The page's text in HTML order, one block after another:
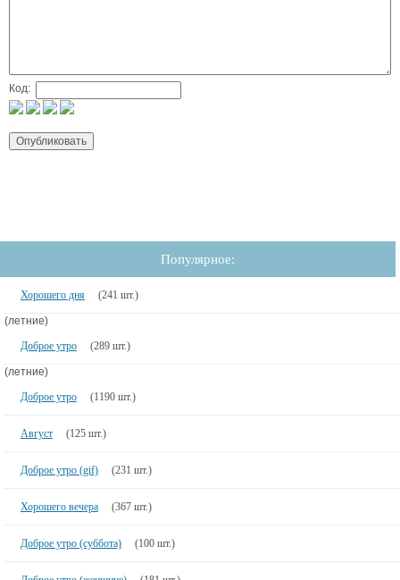
Код:
Популярное:
Хорошего дня (241 шт.)
(летние)
Доброе утро
(289 шт.)
(летние)
Доброе утро
(1190 шт.)
Август (125 шт.)
Доброе утро (gif) (231 шт.)
Хорошего вечера (367 шт.)
Доброе утро (суббота) (100 шт.)